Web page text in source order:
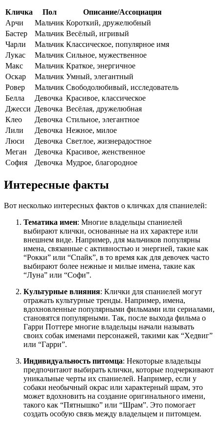
Кличка Пол
Описание/Ассоциация
Арчи
Мальчик Короткий, дружелюбный
Бастер
Мальчик Весёлый, игривый
Чарли
Мальчик Классическое, популярное имя
Лукас
Мальчик Сильное, мужественное
Макс
Мальчик Краткое, энергичное
Оскар
Мальчик Умный, элегантный
Ровер
Мальчик Свободолюбивый, исследователь
Белла
Девочка Красивое, классическое
Джесси Девочка Весёлая, дружелюбная
Клео
Девочка Стильное, элегантное
Лили
Девочка Нежное, милое
Люси
Девочка Светлое, жизнерадостное
Меган
Девочка Красивое, женственное
София
Девочка Мудрое, благородное
Интересные факты
Вот несколько интересных фактов о кличках для спаниелей:
Тематика имен: Многие владельцы спаниелей
выбирают клички, основанные на их характере или
внешнем виде. Например, для мальчиков популярны
имена, связанные с активностью и энергией, такие как
“Рокки” или “Спайк”, в то время как для девочек часто
выбирают более нежные и милые имена, такие как
“Луна” или “Софи”.
Культурные влияния: Клички для спаниелей могут
отражать культурные тренды. Например, имена,
вдохновленные популярными фильмами или сериалами,
становятся популярными. Так, после выхода фильма о
Гарри Поттере многие владельцы начали называть
своих собак именами персонажей, такими как “Хедвиг”
или “Гарри”.
Индивидуальность питомца: Некоторые владельцы
предпочитают выбирать клички, которые подчеркивают
уникальные черты их спаниелей. Например, если у
собаки необычный окрас или характерный шрам, это
может вдохновить на создание оригинального имени,
такого как “Пятнышко” или “Шрам”. Это помогает
создать особую связь между владельцем и питомцем.